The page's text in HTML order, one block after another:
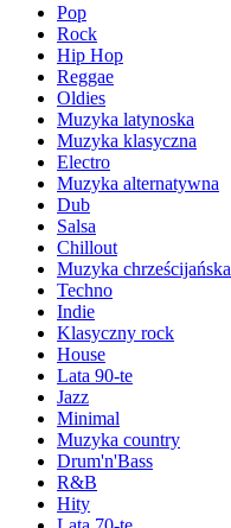
Pop
Rock
Hip Hop
Reggae
Oldies
Muzyka latynoska
Muzyka klasyczna
Electro
Muzyka alternatywna
Dub
Salsa
Chillout
Muzyka chrześcijańska
Techno
Indie
Klasyczny rock
House
Lata 90-te
Jazz
Minimal
Muzyka country
Drum'n'Bass
R&B
Hity